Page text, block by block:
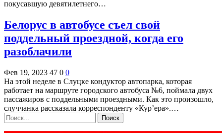
покусавшую девятилетнего…
Белорус в автобусе съел свой
поддельный проездной, когда его
разоблачили
Фев 19, 2023 47 0 0
На этой неделе в Слуцке кондуктор автопарка, которая
работает на маршруте городского автобуса №6, поймала двух
пассажиров с поддельными проездными. Как это произошло,
случчанка рассказала корреспонденту «Кур’ера».…